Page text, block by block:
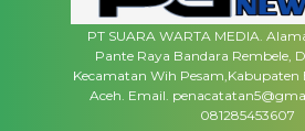
PT SUARA WARTA MEDIA.
Pante Raya Bandara Rembele,
Kecamatan Wih Pesam,Kabupaten
Aceh. Email.
081285453607